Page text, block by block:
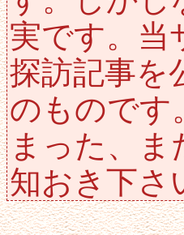
実です。当
探訪記事を
のものです
まった、
知おき下